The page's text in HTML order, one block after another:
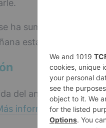
ha sumado la Unidad
están buscando al
del anciano ha sido
información aquí.